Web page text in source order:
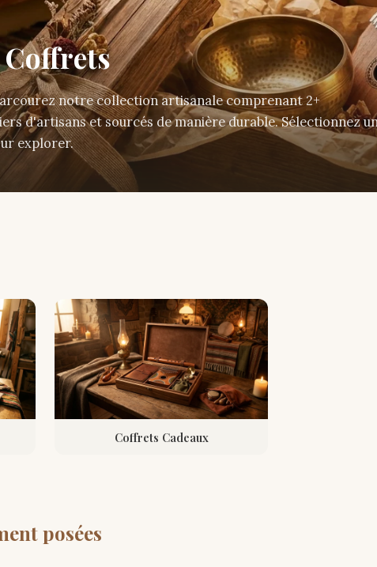
notre collection artisanale comprenant 2+
d'artisans et sourcés de manière durable. Sélectionnez
explorer.
Coffrets Cadeaux
posées